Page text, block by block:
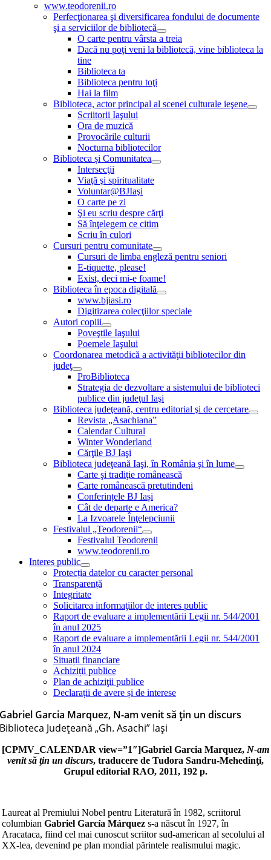
www.teodorenii.ro
Perfecţionarea şi diversificarea fondului de documente
şi a serviciilor de bibliotecă
O carte pentru vârsta a treia
Dacă nu poţi veni la bibliotecă, vine biblioteca la
tine
Biblioteca ta
Biblioteca pentru toţi
Hai la film
Biblioteca, actor principal al scenei culturale ieşene
Scriitorii Iaşului
Ora de muzică
Provocările culturii
Nocturna bibliotecilor
Biblioteca și Comunitatea
Intersecţii
Viaţă şi spiritualitate
Voluntar@BJIaşi
O carte pe zi
Şi eu scriu despre cărţi
Să înţelegem ce citim
Scriu în culori
Cursuri pentru comunitate
Cursuri de limba engleză pentru seniori
E-tiquette, please!
Exist, deci mi-e foame!
Biblioteca în epoca digitală
www.bjiasi.ro
Digitizarea colecţiilor speciale
Autori copiii
Poveştile Iaşului
Poemele Iaşului
Coordonarea metodică a activităţii bibliotecilor din
judeţ
ProBiblioteca
Strategia de dezvoltare a sistemului de biblioteci
publice din judeţul Iaşi
Biblioteca judeţeană, centru editorial şi de cercetare
Revista „Asachiana”
Calendar Cultural
Winter Wonderland
Cărţile BJ Iaşi
Biblioteca judeţeană Iaşi, în România şi în lume
Carte şi tradiţie românească
Carte românească pretutindeni
Conferințele BJ Iași
Cât de departe e America?
La Izvoarele Înţelepciunii
Festivalul „Teodorenii“
Festivalul Teodorenii
www.teodorenii.ro
Interes public
Protecția datelor cu caracter personal
Transparență
Integritate
Solicitarea informaţiilor de interes public
Raport de evaluare a implementării Legii nr. 544/2001
în anul 2025
Raport de evaluare a implementării Legii nr. 544/2001
în anul 2024
Situații financiare
Achiziții publice
Plan de achiziţii publice
Declarații de avere și de interese
Gabriel Garcia Marquez, N-am venit să ţin un discurs
Biblioteca Judeţeană „Gh. Asachi” Iaşi
[CPMV_CALENDAR view=”1″]Gabriel Garcia Marquez, N-am
venit să ţin un discurs, traducere de Tudora Sandru-Mehedinţi,
Grupul editorial RAO, 2011, 192 p.
Laureat al Premiului Nobel pentru Literatură în 1982, scriitorul
columbian Gabriel García Márquez s-a născut în 1927, în
Aracataca, fiind cel mai cunoscut scriitor sud-american al secolului al
XX-lea, devenind pe plan mondial părintele realismului magic.